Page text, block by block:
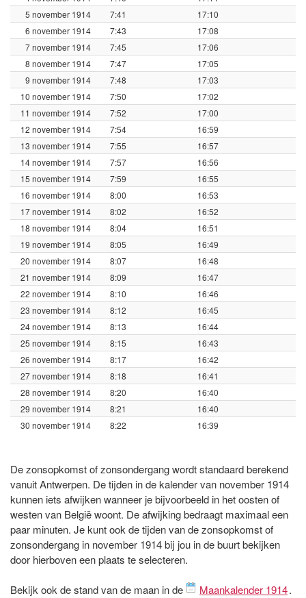
5 november 1914
7:41
17:10
6 november 1914
7:43
17:08
7 november 1914
7:45
17:06
8 november 1914
7:47
17:05
9 november 1914
7:48
17:03
10 november 1914
7:50
17:02
11 november 1914
7:52
17:00
12 november 1914
7:54
16:59
13 november 1914
7:55
16:57
14 november 1914
7:57
16:56
15 november 1914
7:59
16:55
16 november 1914
8:00
16:53
17 november 1914
8:02
16:52
18 november 1914
8:04
16:51
19 november 1914
8:05
16:49
20 november 1914
8:07
16:48
21 november 1914
8:09
16:47
22 november 1914
8:10
16:46
23 november 1914
8:12
16:45
24 november 1914
8:13
16:44
25 november 1914
8:15
16:43
26 november 1914
8:17
16:42
27 november 1914
8:18
16:41
28 november 1914
8:20
16:40
29 november 1914
8:21
16:40
30 november 1914
8:22 16:39
De zonsopkomst of zonsondergang wordt standaard berekend
vanuit Antwerpen. De tijden in de kalender van november 1914
kunnen iets afwijken wanneer je bijvoorbeeld in het oosten of
westen van België woont. De afwijking bedraagt maximaal een
paar minuten. Je kunt ook de tijden van de zonsopkomst of
zonsondergang in november 1914 bij jou in de buurt bekijken
door hierboven een plaats te selecteren.
Bekijk ook de stand van de maan in de Maankalender 1914.